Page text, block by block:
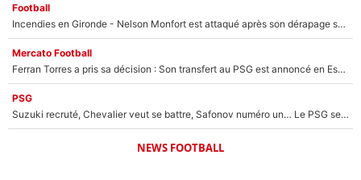
Football
Incendies en Gironde - Nelson Monfort est attaqué après son dérapage sur CNews : «Et lui, il prend combien pour parler dans un studio climatisé?»
Mercato Football
Ferran Torres a pris sa décision : Son transfert au PSG est annoncé en Espagne !
PSG
Suzuki recruté, Chevalier veut se battre, Safonov numéro un… Le PSG se lance encore dans un gros chantier pour le poste de gardien de but
NEWS FOOTBALL